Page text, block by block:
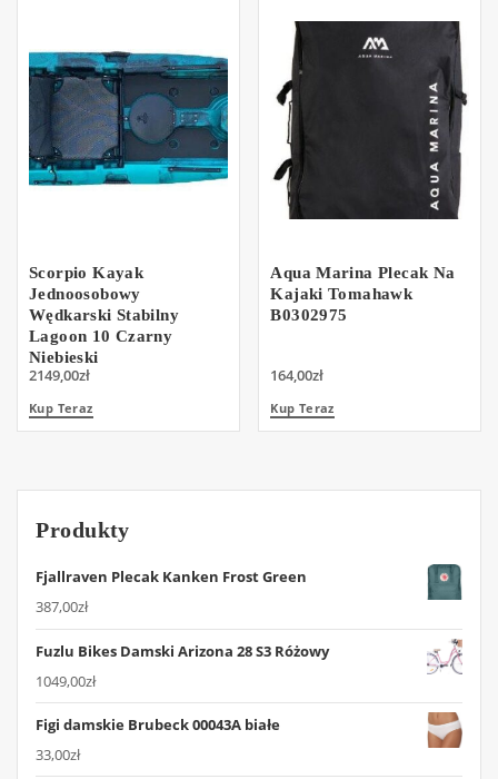
Scorpio Kayak
Jednoosobowy
Wędkarski Stabilny
Lagoon 10 Czarny
Niebieski
2149,00zł
Kup Teraz
Aqua Marina Plecak Na
Kajaki Tomahawk
B0302975
164,00zł
Kup Teraz
Produkty
Fjallraven Plecak Kanken Frost Green
387,00zł
Fuzlu Bikes Damski Arizona 28 S3 Różowy
1049,00zł
Figi damskie Brubeck 00043A białe
33,00zł